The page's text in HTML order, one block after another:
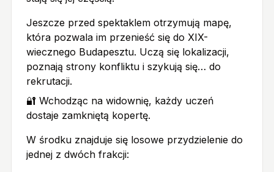
Jeszcze przed spektaklem otrzymują mapę,
która pozwala im przenieść się do XIX-
wiecznego Budapesztu. Uczą się lokalizacji,
poznają strony konfliktu i szykują się… do
rekrutacji.
🔐 Wchodząc na widownię, każdy uczeń
dostaje zamkniętą kopertę.
W środku znajduje się losowe przydzielenie do
jednej z dwóch frakcji: